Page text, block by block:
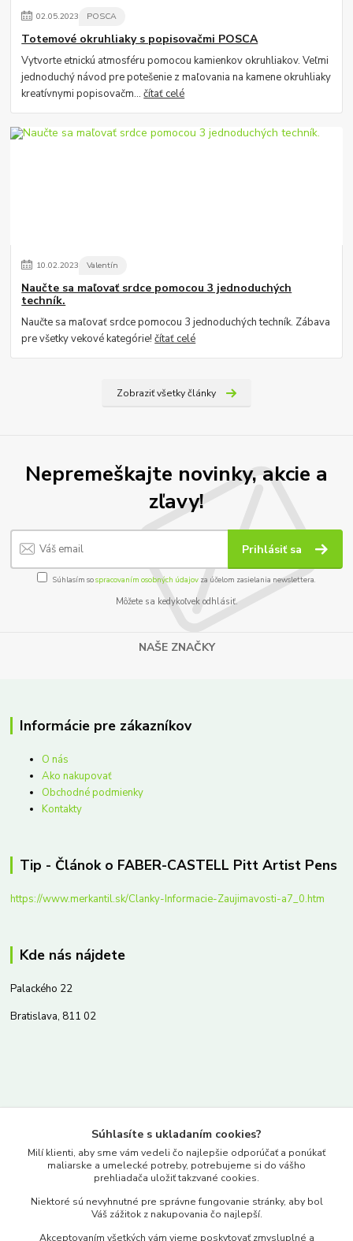
02.05.2023 POSCA
Totemové okruhliaky s popisovačmi POSCA
Vytvorte etnickú atmosféru pomocou kamienkov okruhliakov. Veľmi
jednoduchý návod pre potešenie z maľovania na kamene okruhliaky
kreatívnymi popisovačm...čítať celé
10.02.2023 Valentín
Naučte sa maľovať srdce pomocou 3 jednoduchých
techník.
Naučte sa maľovať srdce pomocou 3 jednoduchých techník. Zábava
pre všetky vekové kategórie!čítať celé
Zobraziť všetky články
Nepremeškajte novinky, akcie a
zľavy!
Prihlásiť sa
Súhlasím sospracovaním osobných údajov za účelom zasielania newslettera.
Môžete sa kedykoľvek odhlásiť.
NAŠE ZNAČKY
Informácie pre zákazníkov
O nás
Ako nakupovať
Obchodné podmienky
Kontakty
Tip - Článok o FABER-CASTELL Pitt Artist Pens
https://www.merkantil.sk/Clanky-Informacie-Zaujimavosti-a7_0.htm
Kde nás nájdete
Palackého 22
Bratislava, 811 02
www.merkantil.sk
Pondelok-Piatok: 9.00-17.00hod.
objednavky@merkantil-obchod.sk
Súhlasíte s ukladaním cookies?
Milí klienti, aby sme vám vedeli čo najlepšie odporúčať a ponúkať
maliarske a umelecké potreby, potrebujeme si do vášho
prehliadača uložiť takzvané cookies.
Niektoré sú nevyhnutné pre správne fungovanie stránky, aby bol
Váš zážitok z nakupovania čo najlepší.
Akceptovaním všetkých vám vieme poskytovať zmysluplné a